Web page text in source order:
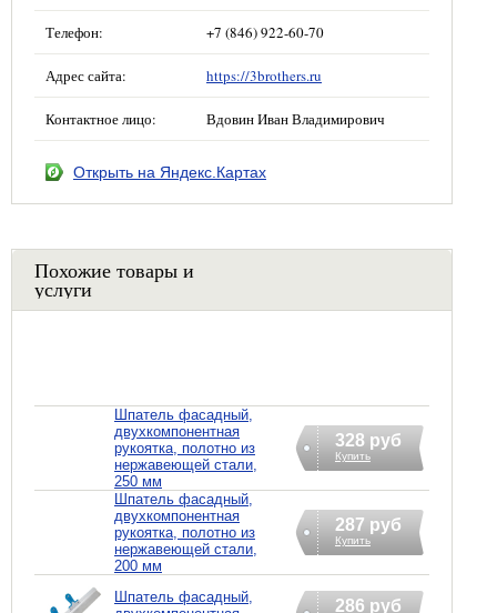
Телефон: +7 (846) 922-60-70
Адрес сайта: https://3brothers.ru
Контактное лицо: Вдовин Иван Владимирович
Открыть на Яндекс.Картах
Похожие товары и
услуги
Шпатель фасадный,
двухкомпонентная
рукоятка, полотно из
нержавеющей стали,
250 мм
328 руб
Купить
Шпатель фасадный,
двухкомпонентная
рукоятка, полотно из
нержавеющей стали,
200 мм
287 руб
Купить
Шпатель фасадный,
286 руб